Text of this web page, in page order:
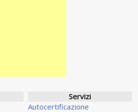
Servizi
Autocertificazione